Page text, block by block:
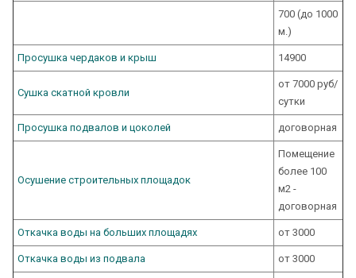
700 (до 1000
м.)
Просушка чердаков и крыш 14900
Сушка скатной кровли
от 7000 руб/
сутки
Просушка подвалов и цоколей договорная
Осушение строительных площадок
Помещение
более 100
м2 -
договорная
Откачка воды на больших площадях от 3000
Откачка воды из подвала от 3000